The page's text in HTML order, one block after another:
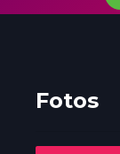
Fotos